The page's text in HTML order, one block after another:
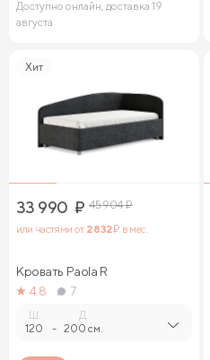
Доступно онлайн, доставка 19
августа
Хит
33 990 ₽ 45 904₽
или частями от 2 832₽ в мес.
Кровать Paola R
4.8
7
Ш.
120 -
Д.
200 см.